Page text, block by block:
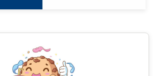
1 de 2